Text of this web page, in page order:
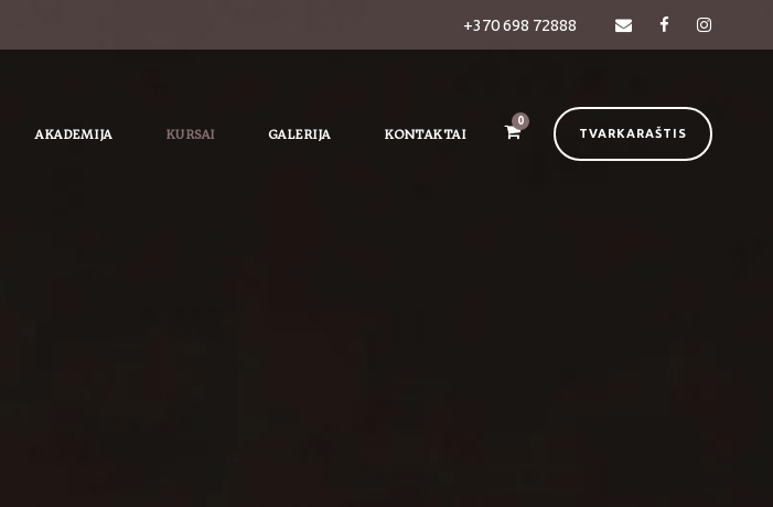
+370 698 72888
AKADEMIJA KURSAI GALERIJA KONTAKTAI
0
TVARKARAŠTIS